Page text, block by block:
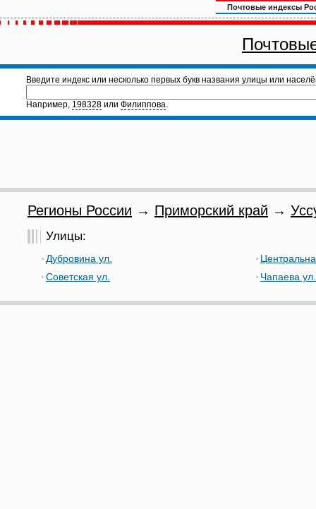
Почтовые индексы
Введите индекс или несколько первых букв названия улицы или
Например, 198328 или Филиппова.
Регионы России → Приморский край →
Улицы:
Дубровина ул.
Советская ул.
Чапаева ул.